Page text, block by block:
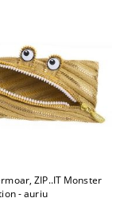
ZIP..IT Monster
- auriu